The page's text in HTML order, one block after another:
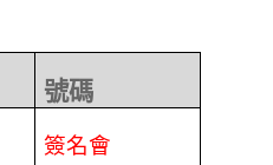
號碼
簽名會